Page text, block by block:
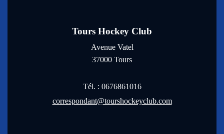
Tours Hockey Club
Avenue Vatel
37000 Tours
Tél. : 0676861016
correspondant@tourshockeyclub.com